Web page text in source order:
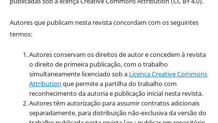
Autores que publicam nesta revista concordam com os seguintes
termos:
Autores conservam os direitos de autor e concedem à revista
o direito de primeira publicação, com o trabalho
simultaneamente licenciado sob a Licença Creative Commons
Attribution que permite a partilha do trabalho com
reconhecimento da autoria e publicação inicial nesta revista.
Autores têm autorização para assumir contratos adicionais
separadamente, para distribuição não-exclusiva da versão do